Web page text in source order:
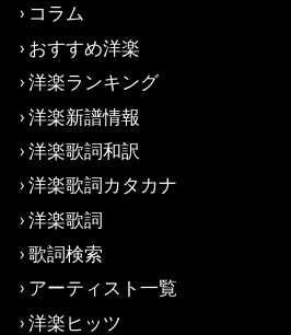
コラム
おすすめ洋楽
洋楽ランキング
洋楽新譜情報
洋楽歌詞和訳
洋楽歌詞カタカナ
洋楽歌詞
歌詞検索
アーティスト一覧
洋楽ヒッツ